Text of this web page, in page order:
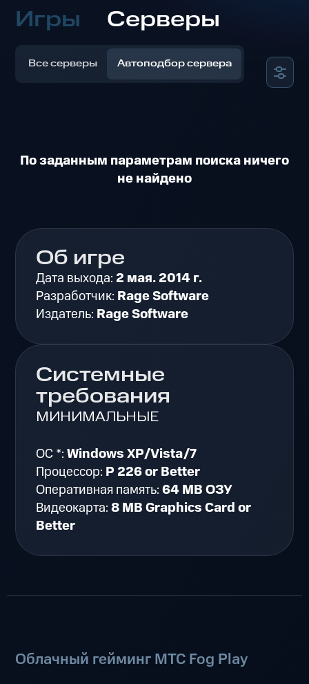
Игры Серверы
Все серверы Автоподбор сервера
По заданным параметрам поиска ничего
не найдено
Об игре
Дата выхода: 2 мая. 2014 г.
Разработчик: Rage Software
Издатель: Rage Software
Системные
требования
МИНИМАЛЬНЫЕ
ОС *:Windows XP/Vista/7
Процессор: P 226 or Better
Оперативная память:64 MB ОЗУ
Видеокарта:8 MB Graphics Card or
Better
Облачный гейминг МТС Fog Play